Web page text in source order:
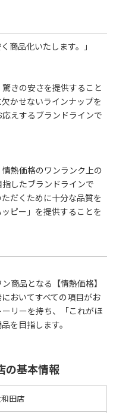
商品化いたします。」
きの安さを提供すること
かせないラインナップを
えするブランドラインで
熱価格のワンランク上の
したブランドラインで
だくために十分な品質を
ピー」を提供することを
商品となる【情熱価格】
おいてすべての項目がお
リーを持ち、「これがほ
を目指します。
の基本情報
田店